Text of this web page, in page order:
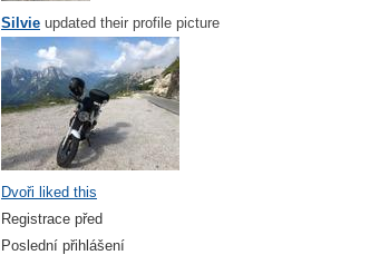
Silvie updated their profile picture
Dvoři liked this
Registrace před
Poslední přihlášení